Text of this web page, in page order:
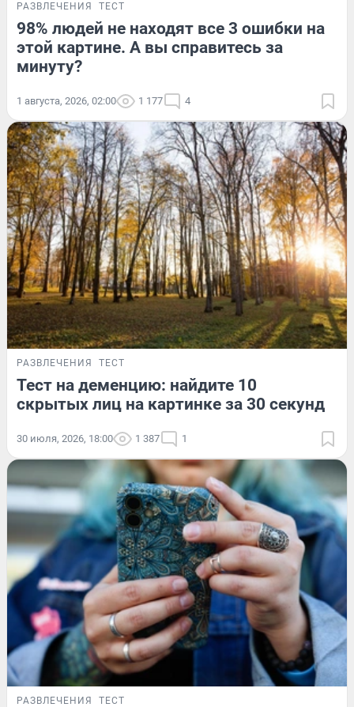
РАЗВЛЕЧЕНИЯ ТЕСТ
98% людей не находят все 3 ошибки на
этой картине. А вы справитесь за
минуту?
1 августа, 2026, 02:00 1 177 4
РАЗВЛЕЧЕНИЯ ТЕСТ
Тест на деменцию: найдите 10
скрытых лиц на картинке за 30 секунд
30 июля, 2026, 18:00 1 387 1
РАЗВЛЕЧЕНИЯ ТЕСТ